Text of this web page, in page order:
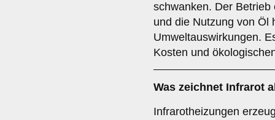
schwanken. Der
und die Nutzung von Öl
Umweltauswirkungen.
Kosten und
Was zeichnet Infrarot
Infrarotheizungen